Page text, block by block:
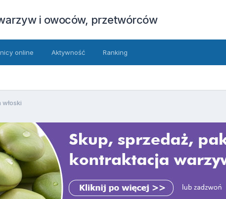
i owoców, przetwórców
online Aktywność Ranking